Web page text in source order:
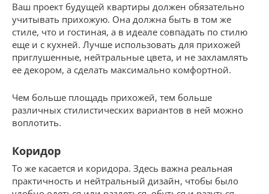
Ваш проект будущей квартиры должен обязательно
учитывать прихожую. Она должна быть в том же
стиле, что и гостиная, а в идеале совпадать по стилю
еще и с кухней. Лучше использовать для прихожей
приглушенные, нейтральные цвета, и не захламлять
ее декором, а сделать максимально комфортной.
Чем больше площадь прихожей, тем больше
различных стилистических вариантов в ней можно
воплотить.
Коридор
То же касается и коридора. Здесь важна реальная
практичность и нейтральный дизайн, чтобы было